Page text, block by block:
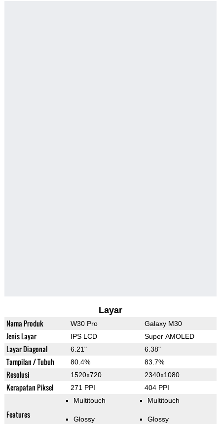
Layar
Nama Produk W30 Pro Galaxy M30
Jenis Layar IPS LCD Super AMOLED
Layar Diagonal 6.21" 6.38"
Tampilan / Tubuh 80.4% 83.7%
Resolusi 1520x720 2340x1080
Kerapatan Piksel 271 PPI 404 PPI
Features
Multitouch
Glossy
Multitouch
Glossy